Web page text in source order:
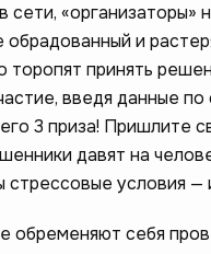
«организаторы»
и
торопят принять
введя данные
3 приза! Пришлите
давят на
условия —
обременяют себя